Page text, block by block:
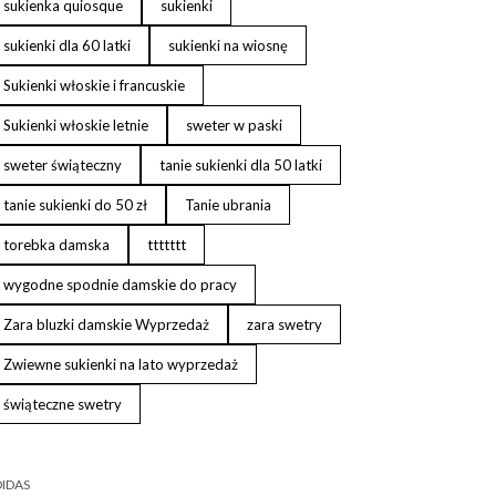
sukienka quiosque sukienki
sukienki dla 60 latki sukienki na wiosnę
Sukienki włoskie i francuskie
Sukienki włoskie letnie sweter w paski
sweter świąteczny tanie sukienki dla 50 latki
tanie sukienki do 50 zł Tanie ubrania
torebka damska ttttttt
wygodne spodnie damskie do pracy
Zara bluzki damskie Wyprzedaż zara swetry
Zwiewne sukienki na lato wyprzedaż
świąteczne swetry